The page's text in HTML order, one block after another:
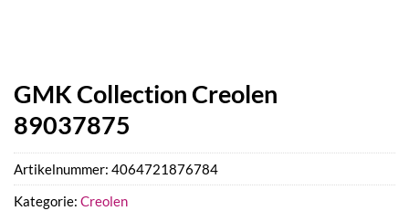
GMK Collection Creolen
89037875
Artikelnummer: 4064721876784
Kategorie: Creolen